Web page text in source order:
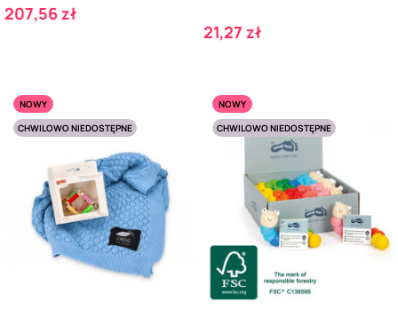
Cena
207,56 zł
Cena
21,27 zł
NOWY
CHWILOWO NIEDOSTĘPNE
NOWY
CHWILOWO NIEDOSTĘPNE